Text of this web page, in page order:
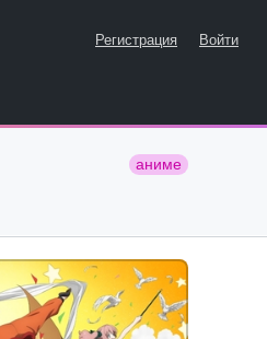
Регистрация Войти
аниме